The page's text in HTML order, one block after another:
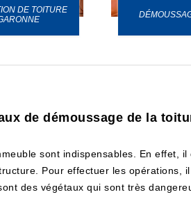
DE TOITURE
de démoussage de la
sont indispensables. En effet,
Pour effectuer les opérations,
des végétaux qui sont très